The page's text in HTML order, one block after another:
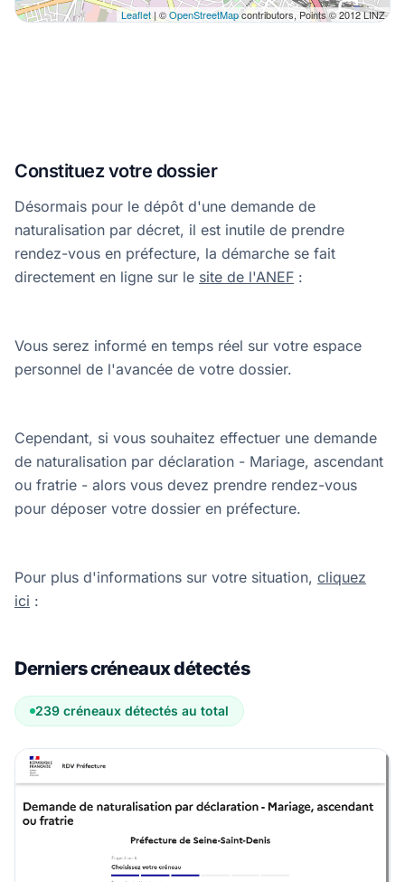
Leaflet| ©OpenStreetMapcontributors, Points © 2012 LINZ
Constituez votre dossier
Désormais pour le dépôt d'une demande de
naturalisation par décret, il est inutile de prendre
rendez-vous en préfecture, la démarche se fait
directement en ligne sur le site de l'ANEF :
Vous serez informé en temps réel sur votre espace
personnel de l'avancée de votre dossier.
Cependant, si vous souhaitez effectuer une demande
de naturalisation par déclaration - Mariage, ascendant
ou fratrie - alors vous devez prendre rendez-vous
pour déposer votre dossier en préfecture.
Pour plus d'informations sur votre situation, cliquez
ici :
Derniers créneaux détectés
239 créneaux détectés au total